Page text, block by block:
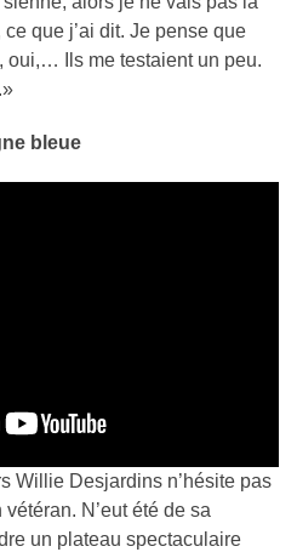
ce que j’ai dit. Je pense que
oui,… Ils me testaient un peu.
bleue
Willie Desjardins n’hésite pas
N’eut été de sa
un plateau spectaculaire